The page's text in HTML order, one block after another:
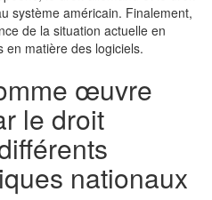
système américain. Finalement,
de la situation actuelle en
en matière des logiciels.
œuvre
le droit
nationaux